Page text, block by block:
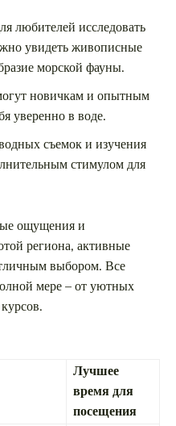
любителей исследовать
увидеть живописные
морской фауны.
новичкам и опытным
уверенно в воде.
съемок и изучения
стимулом для
ощущения и
региона, активные
выбором. Все
мере – от уютных
Лучшее
время для
посещения